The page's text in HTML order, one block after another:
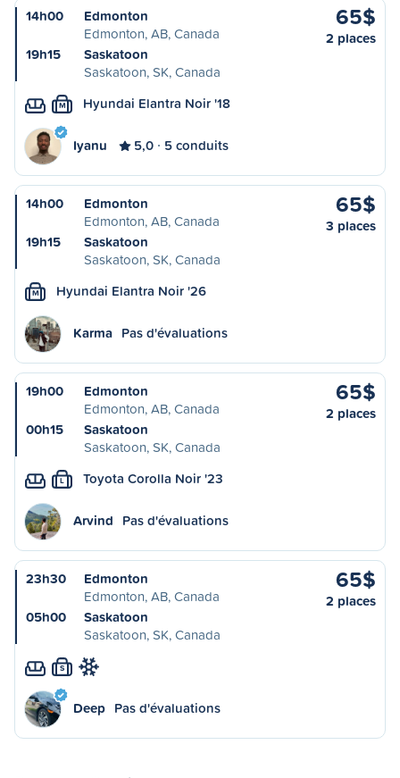
14h00
Edmonton
Edmonton, AB, Canada
19h15
Saskatoon
Saskatoon, SK, Canada
65$
2 places
M Hyundai Elantra Noir '18
Iyanu 5,0 5 conduits
14h00
Edmonton
Edmonton, AB, Canada
19h15
Saskatoon
Saskatoon, SK, Canada
65$
3 places
M Hyundai Elantra Noir '26
Karma Pas d'évaluations
19h00
Edmonton
Edmonton, AB, Canada
00h15
Saskatoon
Saskatoon, SK, Canada
65$
2 places
L Toyota Corolla Noir '23
Arvind Pas d'évaluations
23h30
Edmonton
Edmonton, AB, Canada
05h00
Saskatoon
Saskatoon, SK, Canada
65$
2 places
S
Deep Pas d'évaluations